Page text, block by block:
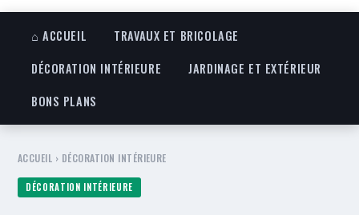
⌂ ACCUEIL
TRAVAUX ET BRICOLAGE
DÉCORATION INTÉRIEURE
JARDINAGE ET EXTÉRIEUR
BONS PLANS
ACCUEIL › DÉCORATION INTÉRIEURE
DÉCORATION INTÉRIEURE